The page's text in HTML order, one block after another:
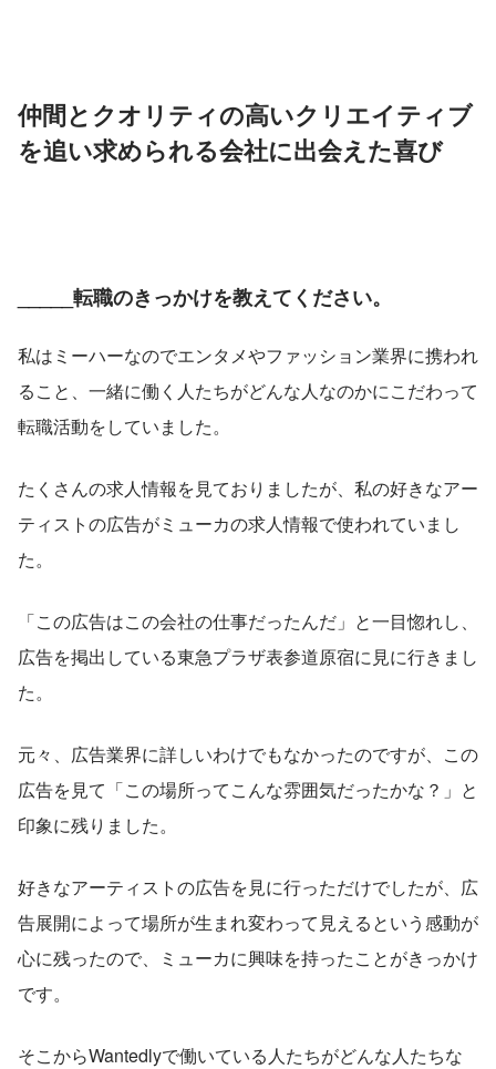
仲間とクオリティの高いクリエイティブ
を追い求められる会社に出会えた喜び
_____転職のきっかけを教えてください。
私はミーハーなのでエンタメやファッション業界に携われ
ること、一緒に働く人たちがどんな人なのかにこだわって
転職活動をしていました。
たくさんの求人情報を見ておりましたが、私の好きなアー
ティストの広告がミューカの求人情報で使われていまし
た。
「この広告はこの会社の仕事だったんだ」と一目惚れし、
広告を掲出している東急プラザ表参道原宿に見に行きまし
た。
元々、広告業界に詳しいわけでもなかったのですが、この
広告を見て「この場所ってこんな雰囲気だったかな？」と
印象に残りました。
好きなアーティストの広告を見に行っただけでしたが、広
告展開によって場所が生まれ変わって見えるという感動が
心に残ったので、ミューカに興味を持ったことがきっかけ
です。
そこからWantedlyで働いている人たちがどんな人たちな